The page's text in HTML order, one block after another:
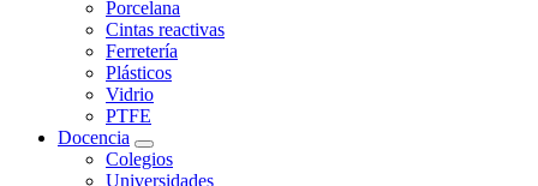
Porcelana
Cintas reactivas
Ferretería
Plásticos
Vidrio
PTFE
Docencia
Colegios
Universidades